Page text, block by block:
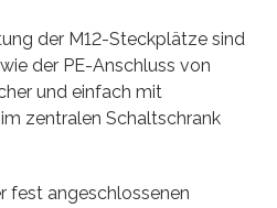
der M12-Steckplätze sind
der PE-Anschluss von
und einfach mit
zentralen Schaltschrank
fest angeschlossenen